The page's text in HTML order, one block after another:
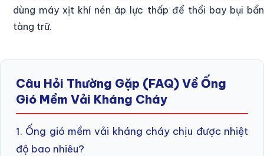
dùng máy xịt khí nén áp lực thấp để thổi bay bụi bẩn
tàng trữ.
Câu Hỏi Thường Gặp (FAQ) Về Ống
Gió Mềm Vải Kháng Cháy
1. Ống gió mềm vải kháng cháy chịu được nhiệt
độ bao nhiêu?